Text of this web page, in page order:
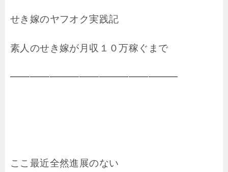
せき嫁のヤフオク実践記
素人のせき嫁が月収１０万稼ぐまで
━━━━━━━━━━━━━━━━━
ここ最近全然進展のない